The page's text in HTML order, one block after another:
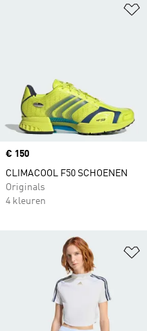
Price
€ 150
CLIMACOOL F50 SCHOENEN
Originals
4 kleuren